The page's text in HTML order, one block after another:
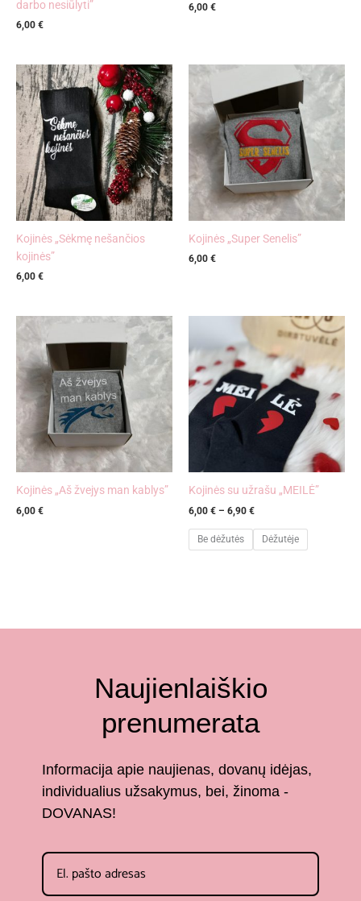
darbo nesiūlyti”
6,00 €
6,00 €
Kojinės „Sėkmę nešančios
kojinės”
6,00 €
Kojinės „Super Senelis”
6,00 €
Kojinės „Aš žvejys man kablys”
6,00 €
Kojinės su užrašu „MEILĖ”
6,00 € – 6,90 €
range:
through
6,90 €
Be dėžutės Dėžutėje
Naujienlaiškio
prenumerata
Informacija apie naujienas, dovanų idėjas,
individualius užsakymus, bei, žinoma -
DOVANAS!